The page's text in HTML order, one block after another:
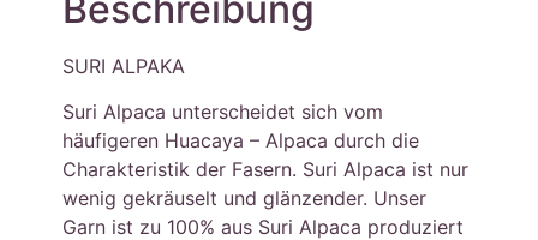
SURI ALPAKA
Suri Alpaca unterscheidet sich vom
häufigeren Huacaya – Alpaca durch die
Charakteristik der Fasern. Suri Alpaca ist nur
wenig gekräuselt und glänzender. Unser
Garn ist zu 100% aus Suri Alpaca produziert